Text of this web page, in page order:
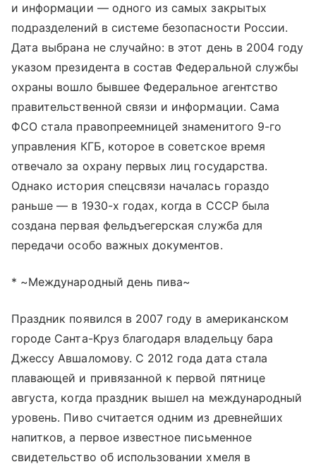
и информации — одного из самых закрытых
подразделений в системе безопасности России.
Дата выбрана не случайно: в этот день в 2004 году
указом президента в состав Федеральной службы
охраны вошло бывшее Федеральное агентство
правительственной связи и информации. Сама
ФСО стала правопреемницей знаменитого 9-го
управления КГБ, которое в советское время
отвечало за охрану первых лиц государства.
Однако история спецсвязи началась гораздо
раньше — в 1930-х годах, когда в СССР была
создана первая фельдъегерская служба для
передачи особо важных документов.
* ~Международный день пива~
Праздник появился в 2007 году в американском
городе Санта-Круз благодаря владельцу бара
Джессу Авшаломову. С 2012 года дата стала
плавающей и привязанной к первой пятнице
августа, когда праздник вышел на международный
уровень. Пиво считается одним из древнейших
напитков, а первое известное письменное
свидетельство об использовании хмеля в